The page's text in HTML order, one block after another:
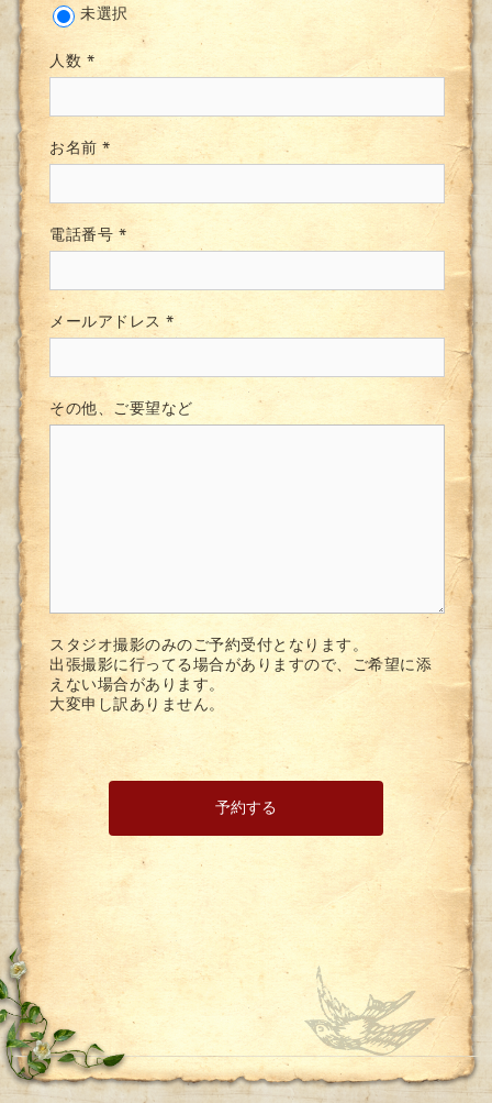
未選択
人数 *
お名前*
電話番号 *
メールアドレス*
その他、ご要望など
スタジオ撮影のみのご予約受付となります。
出張撮影に行ってる場合がありますので、ご希望に添
えない場合があります。
大変申し訳ありません。